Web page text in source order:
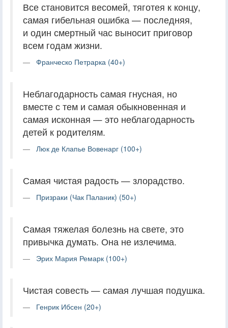
Все становится весомей, тяготея к концу,
самая гибельная ошибка — последняя,
и один смертный час выносит приговор
всем годам жизни.
Франческо Петрарка (40+)
Неблагодарность самая гнусная, но
вместе с тем и самая обыкновенная и
самая исконная — это неблагодарность
детей к родителям.
Люк де Клапье Вовенарг (100+)
Самая чистая радость — злорадство.
Призраки (Чак Паланик) (50+)
Самая тяжелая болезнь на свете, это
привычка думать. Она не излечима.
Эрих Мария Ремарк (100+)
Чистая совесть — самая лучшая подушка.
Генрик Ибсен (20+)